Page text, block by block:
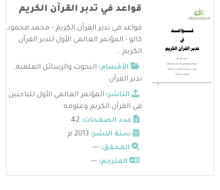
قواعد في تدبر القرآن الكريم
قواعد في تدبر القرآن الكريم - محمد محمود
كالو - المؤتمر العالمي الأول لتدبر القرآن
الكريم ...
الأقسام: البحوث والرسائل العلمية,
تدبر القرآن
الناشر: المؤتمر العالمي الأول للباحثين
في القرآن الكريم وعلومه
عدد الصفحات:
سنة النشر:
المحقق: ---
المترجم: ---